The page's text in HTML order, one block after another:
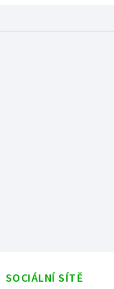
SOCIÁLNÍ SÍTĚ